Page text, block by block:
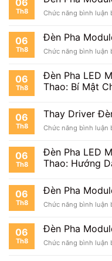
06
Th8 Chức năng bình luận
06
Th8
Đèn Pha
Chức năng bình luận
06
Th8
Đèn Pha LED
Thao: Bí Mật
06
Th8
Thay Driver
Chức năng bình luận
06
Th8
Đèn Pha LED
Thao: Hướng
06
Th8
Đèn Pha
Chức năng bình luận
06
Th8
Đèn Pha
Chức năng bình luận